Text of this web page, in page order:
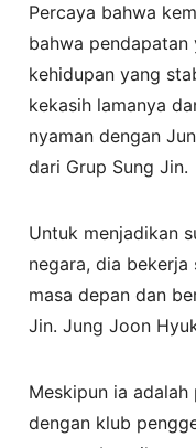
Percaya bahwa
bahwa
kehidupan yang
kekasih lamanya
nyaman dengan
dari Grup Sung Jin.
Untuk menjadikan
negara, dia bekerja
masa depan dan
Jin. Jung Joon
Meskipun ia
dengan klub